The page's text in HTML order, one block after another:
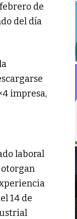
de
del día
impresa,
laboral
14 de